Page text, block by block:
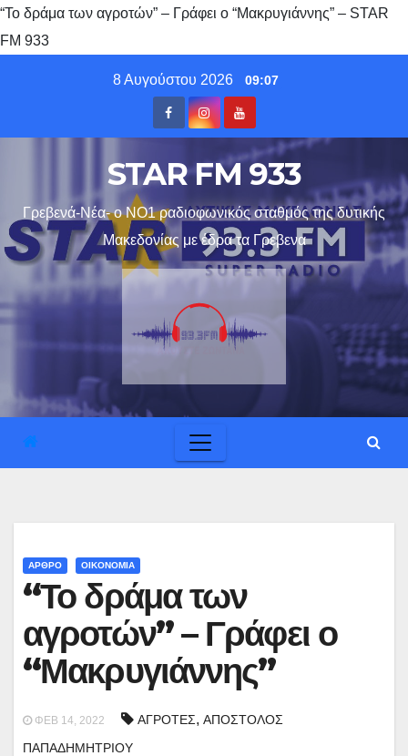
“Το δράμα των αγροτών” – Γράφει ο “Μακρυγιάννης” – STAR
FM 933
8 Αυγούστου 2026 09:07
STAR FM 933
Γρεβενά-Νέα- ο ΝΟ1 ραδιοφωνικός σταθμός της δυτικής
Μακεδονίας με έδρα τα Γρεβενα
ΑΡΘΡΟ ΟΙΚΟΝΟΜΙΑ
“Το δράμα των
αγροτών” – Γράφει ο
“Μακρυγιάννης”
ΦΕΒ 14, 2022 ΑΓΡΟΤΕΣ, ΑΠΟΣΤΟΛΟΣ
ΠΑΠΑΔΗΜΗΤΡΙΟΥ